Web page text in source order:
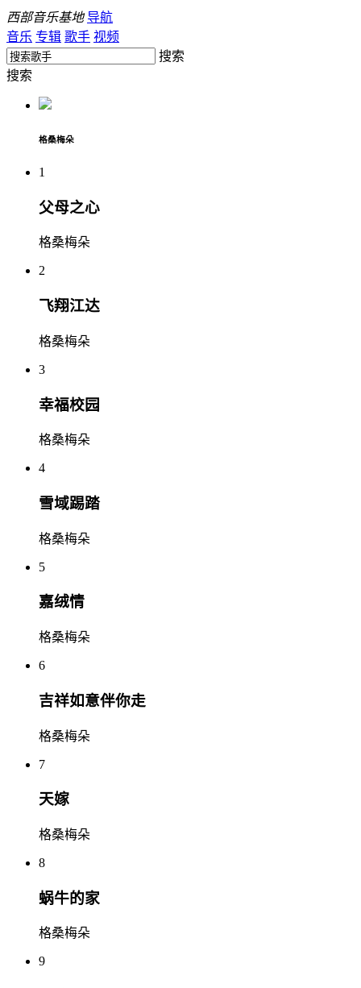
西部音乐基地 导航
音乐 专辑 歌手 视频
搜索
搜索
格桑梅朵
1
父母之心
格桑梅朵
2
飞翔江达
格桑梅朵
3
幸福校园
格桑梅朵
4
雪域踢踏
格桑梅朵
5
嘉绒情
格桑梅朵
6
吉祥如意伴你走
格桑梅朵
7
天嫁
格桑梅朵
8
蜗牛的家
格桑梅朵
9